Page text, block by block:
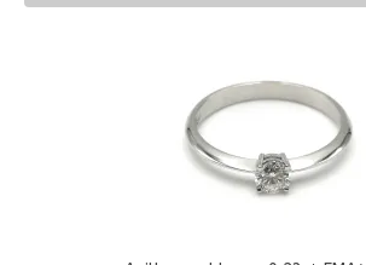
múltiples
variantes.
opciones
se
en